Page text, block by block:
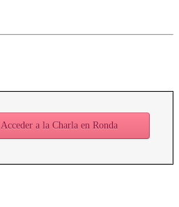
Acceder a la Charla en Ronda